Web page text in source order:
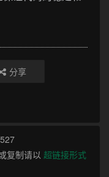
分享
复制请以 超链接形式